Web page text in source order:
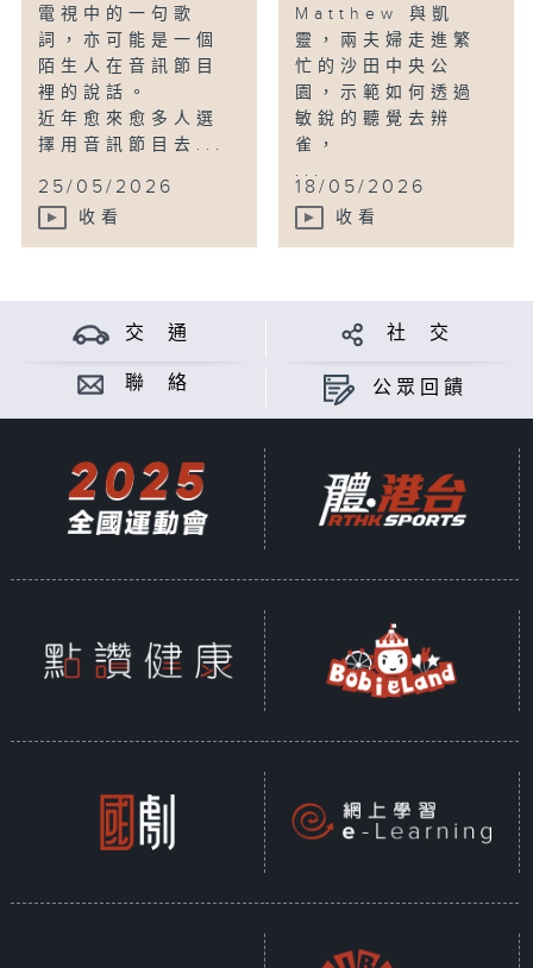
電視中的一句歌
詞，亦可能是一個
陌生人在音訊節目
裡的說話。
近年愈來愈多人選
擇用音訊節目去...
25/05/2026
收看
Matthew 與凱
靈，兩夫婦走進繁
忙的沙田中央公
園，示範如何透過
敏銳的聽覺去辨
雀，
...
18/05/2026
收看
交 通 社 交
聯 絡 公眾回饋